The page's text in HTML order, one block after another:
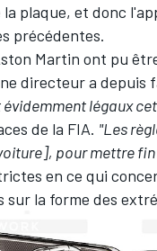
plaque, et donc
précédentes.
Martin ont pu
directeur a depuis
légaux
de la FIA. "Les
pour mettre
en ce qui
la forme des